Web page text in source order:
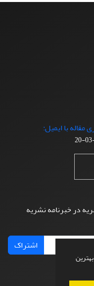
مقاله با ایمیل:
در خبرنامه نشریه
اشتراک